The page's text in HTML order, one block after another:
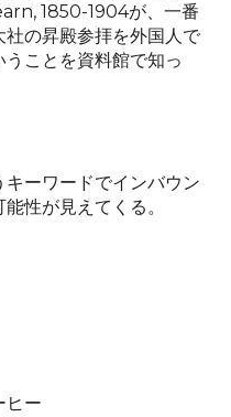
1850-1904が、一番
の昇殿参拝を外国人で
ことを資料館で知っ
ーワードでインバウン
性が見えてくる。
ヒー